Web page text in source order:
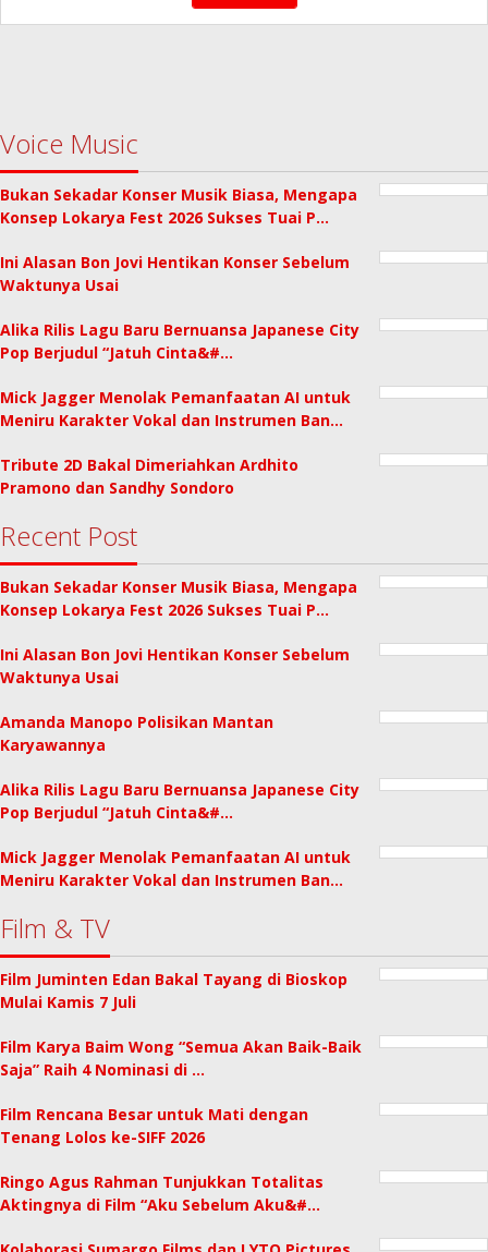
Voice Music
Bukan Sekadar Konser Musik Biasa, Mengapa
Konsep Lokarya Fest 2026 Sukses Tuai P…
Ini Alasan Bon Jovi Hentikan Konser Sebelum
Waktunya Usai
Alika Rilis Lagu Baru Bernuansa Japanese City
Pop Berjudul “Jatuh Cinta&#…
Mick Jagger Menolak Pemanfaatan AI untuk
Meniru Karakter Vokal dan Instrumen Ban…
Tribute 2D Bakal Dimeriahkan Ardhito
Pramono dan Sandhy Sondoro
Recent Post
Bukan Sekadar Konser Musik Biasa, Mengapa
Konsep Lokarya Fest 2026 Sukses Tuai P…
Ini Alasan Bon Jovi Hentikan Konser Sebelum
Waktunya Usai
Amanda Manopo Polisikan Mantan
Karyawannya
Alika Rilis Lagu Baru Bernuansa Japanese City
Pop Berjudul “Jatuh Cinta&#…
Mick Jagger Menolak Pemanfaatan AI untuk
Meniru Karakter Vokal dan Instrumen Ban…
Film & TV
Film Juminten Edan Bakal Tayang di Bioskop
Mulai Kamis 7 Juli
Film Karya Baim Wong “Semua Akan Baik-Baik
Saja” Raih 4 Nominasi di …
Film Rencana Besar untuk Mati dengan
Tenang Lolos ke-SIFF 2026
Ringo Agus Rahman Tunjukkan Totalitas
Aktingnya di Film “Aku Sebelum Aku&#…